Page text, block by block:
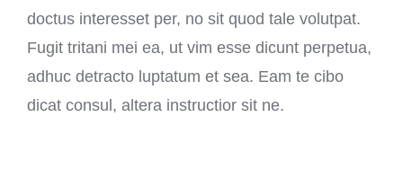
doctus interesset per, no sit quod tale volutpat.
Fugit tritani mei ea, ut vim esse dicunt perpetua,
adhuc detracto luptatum et sea. Eam te cibo
dicat consul, altera instructior sit ne.